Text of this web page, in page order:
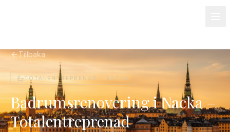
Tillbaka
TOTALENTREPRENAD · NACKA
Badrumsrenovering i Nacka –
Totalentreprenad